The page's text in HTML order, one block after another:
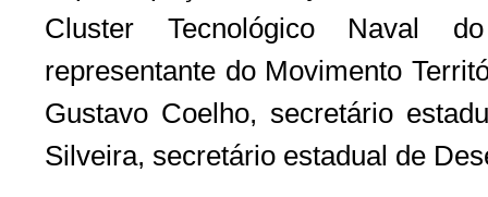
Cluster Tecnológico Naval
representante do Movimento
Gustavo Coelho, secretário
Silveira, secretário estadual de